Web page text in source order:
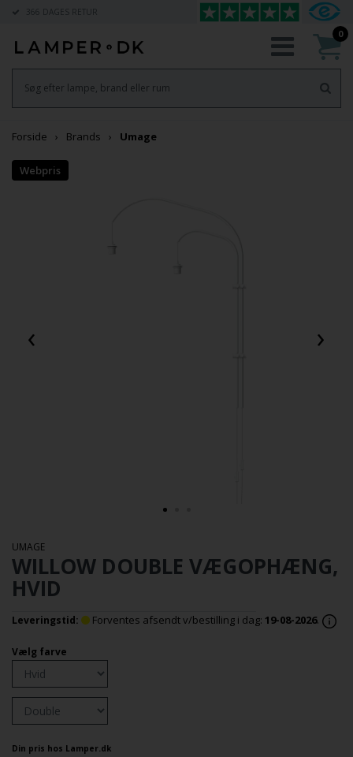
366 DAGES RETUR
0
Forside Brands Umage
‹ ›
UMAGE
WILLOW DOUBLE VÆGOPHÆNG,
HVID
Leveringstid: Forventes afsendt v/bestilling i dag: 19-08-2026.
Vælg farve
Din pris hos Lamper.dk